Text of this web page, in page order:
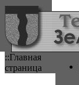
::Главная
страница